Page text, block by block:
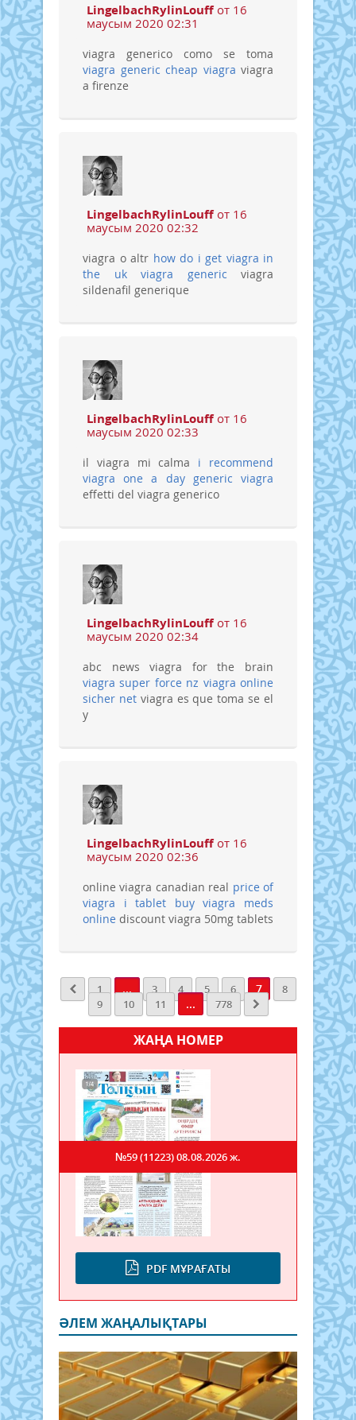
LingelbachRylinLouffот 16
маусым 2020 02:31
viagra generico como se toma
viagra generic cheap viagra viagra
a firenze
LingelbachRylinLouffот 16
маусым 2020 02:32
viagra o altr how do i get viagra in
the uk
viagra generic viagra
sildenafil generique
LingelbachRylinLouffот 16
маусым 2020 02:33
il viagra mi calma i recommend
viagra one a day generic viagra
effetti del viagra generico
LingelbachRylinLouffот 16
маусым 2020 02:34
abc news viagra for the brain
viagra super force nz viagra online
sicher netviagra es que toma se el
y
LingelbachRylinLouffот 16
маусым 2020 02:36
online viagra canadian real price of
viagra i tablet
buy viagra meds
online discount viagra 50mg tablets
1 ... 3 4 5 6 7
8
9
10 11 ... 778
ЖАҢА НОМЕР
PDF МҰРАҒАТЫ
№59 (11223)08.08.2026 ж.
ӘЛЕМ ЖАҢАЛЫҚТАРЫ